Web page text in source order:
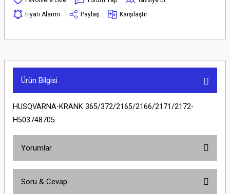
Fiyatı Alarmı
Paylaş Karşılaştır
Ürün Bilgisi
HUSQVARNA-KRANK 365/372/2165/2166/2171/2172-
H503748705
Yorumlar
Soru & Cevap